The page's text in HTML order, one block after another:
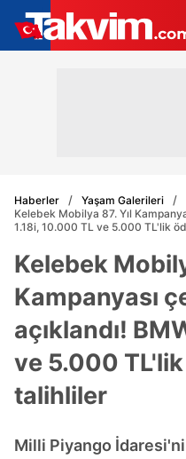
Haberler
Yaşam Galerileri
Kelebek Mobilya 87. Yıl
1.18i, 10.000 TL ve 5.000 TL'lik
Kelebek
Kampanyası
açıklandı!
ve 5.000
talihliler
Milli Piyango